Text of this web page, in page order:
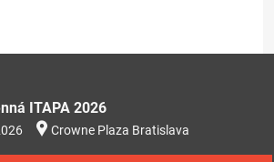
ITAPA 2026
Crowne Plaza Bratislava